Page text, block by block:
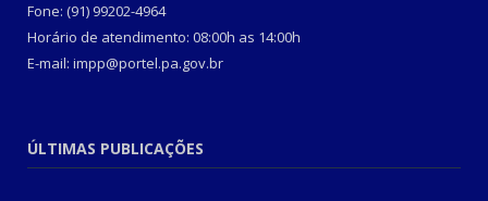
Fone: (91) 99202-4964
Horário de atendimento: 08:00h as 14:00h
E-mail: impp@portel.pa.gov.br
ÚLTIMAS PUBLICAÇÕES